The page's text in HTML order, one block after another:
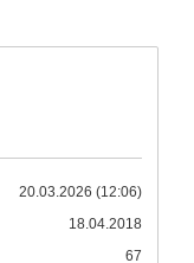
20.03.2026 (12:06)
18.04.2018
67